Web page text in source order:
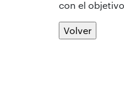
con el
Volver